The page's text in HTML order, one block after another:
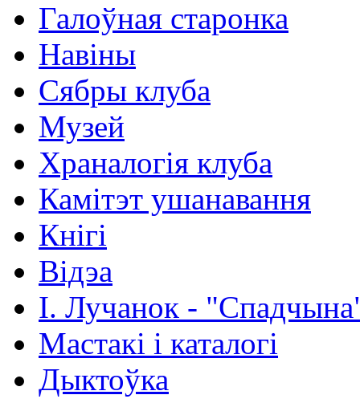
Галоўная старонка
Навіны
Сябры клуба
Музей
Храналогія клуба
Камітэт ушанавання
Кнігі
Відэа
І. Лучанок -
Мастакі i каталогi
Дыктоўка